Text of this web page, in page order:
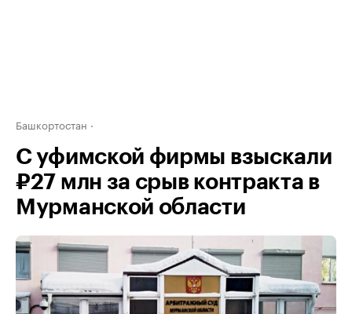
Башкортостан
С уфимской фирмы взыскали
₽27 млн за срыв контракта в
Мурманской области